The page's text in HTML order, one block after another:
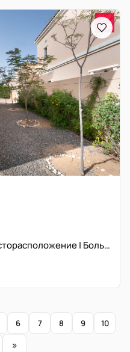
Скоро доступна | Тихое месторасположение | Большой сад
6 7 8 9 10
»